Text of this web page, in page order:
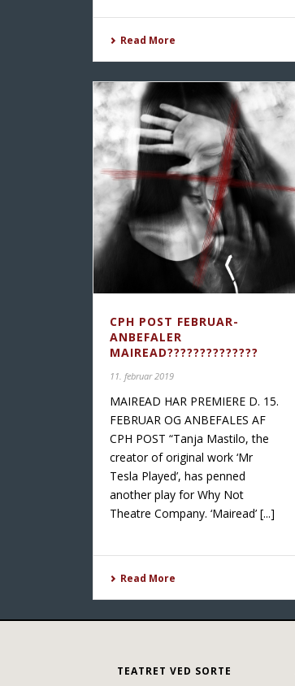
Read More
CPH POST FEBRUAR-
ANBEFALER
MAIREAD??????????????
11. februar 2019
MAIREAD HAR PREMIERE D. 15.
FEBRUAR OG ANBEFALES AF
CPH POST “Tanja Mastilo, the
creator of original work ‘Mr
Tesla Played’, has penned
another play for Why Not
Theatre Company. ‘Mairead’ [...]
Read More
TEATRET VED SORTE